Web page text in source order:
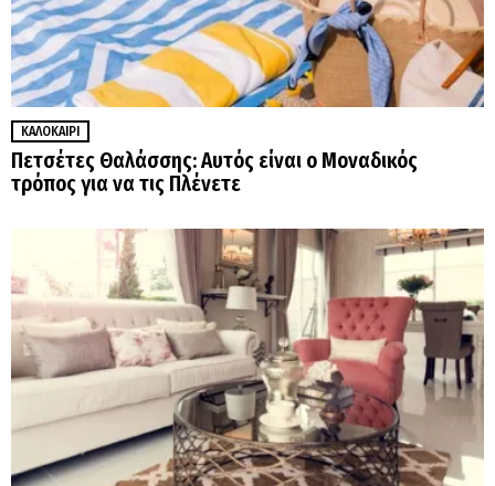
ΚΑΛΟΚΑΊΡΙ
Πετσέτες Θαλάσσης: Αυτός είναι ο Μοναδικός
τρόπος για να τις Πλένετε